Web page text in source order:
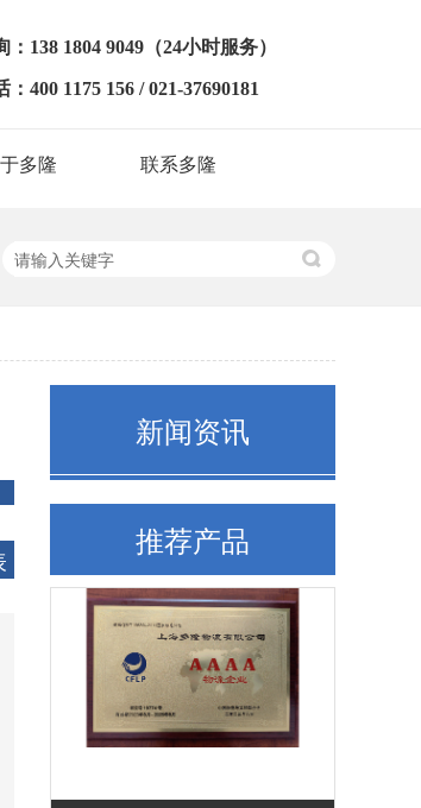
：138 1804 9049（24小时服务）
：400 1175 156 / 021-37690181
多隆 联系多隆
新闻资讯
推荐产品